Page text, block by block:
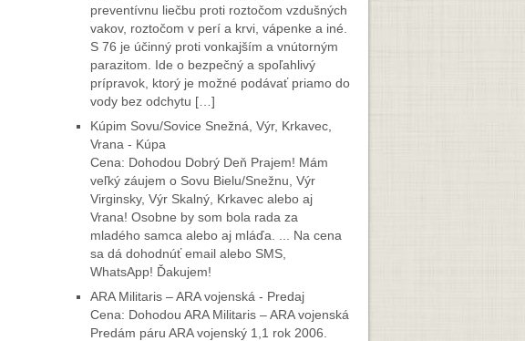
preventívnu liečbu proti roztočom vzdušných
vakov, roztočom v perí a krvi, vápenke a iné.
S 76 je účinný proti vonkajším a vnútorným
parazitom. Ide o bezpečný a spoľahlivý
prípravok, ktorý je možné podávať priamo do
vody bez odchytu […]
Kúpim Sovu/Sovice Snežná, Výr, Krkavec,
Vrana - Kúpa
Cena: Dohodou Dobrý Deň Prajem! Mám
veľký záujem o Sovu Bielu/Snežnu, Výr
Virginsky, Výr Skalný, Krkavec alebo aj
Vrana! Osobne by som bola rada za
mladého samca alebo aj mláďa. ... Na cena
sa dá dohodnúť email alebo SMS,
WhatsApp! Ďakujem!
ARA Militaris – ARA vojenská - Predaj
Cena: Dohodou ARA Militaris – ARA vojenská
Predám páru ARA vojenský 1,1 rok 2006.